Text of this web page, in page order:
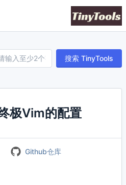
搜索 TinyTools
极Vim的配置
Github仓库